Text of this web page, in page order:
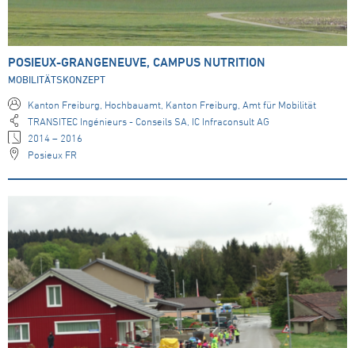
POSIEUX-GRANGENEUVE, CAMPUS NUTRITION
MOBILITÄTSKONZEPT
Kanton Freiburg, Hochbauamt, Kanton Freiburg, Amt für Mobilität
TRANSITEC Ingénieurs - Conseils SA, IC Infraconsult AG
2014 – 2016
Posieux FR